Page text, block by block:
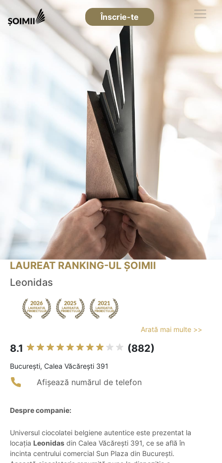
Înscrie-te
LAUREAT RANKING-UL ȘOIMII
Leonidas
Arată mai multe >>
8.1 (882)
Bucureşti, Calea Văcărești 391
Afișează numărul de telefon
Despre companie:
Universul ciocolatei belgiene autentice este prezentat la
locația Leonidas din Calea Văcărești 391, ce se află în
incinta centrului comercial Sun Plaza din București.